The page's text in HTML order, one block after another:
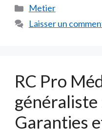
Catégories
Metier
Laisser un
RC Pro
généraliste
Garanties